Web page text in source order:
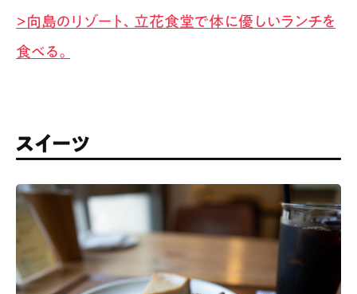
>向島のリゾート、立花食堂で体に優しいランチを
食べる。
スイーツ